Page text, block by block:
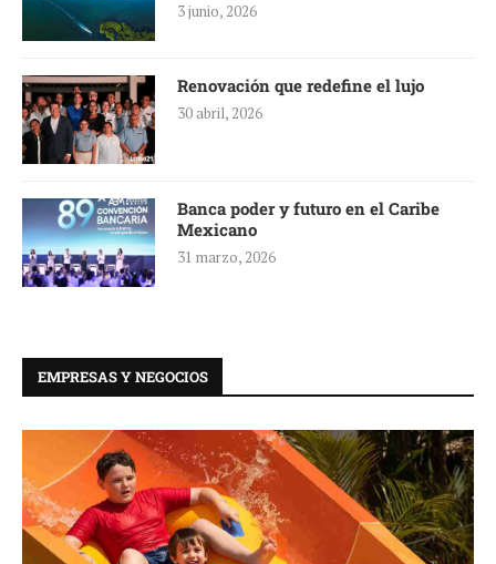
3 junio, 2026
Renovación que redefine el lujo
30 abril, 2026
Banca poder y futuro en el Caribe
Mexicano
31 marzo, 2026
EMPRESAS Y NEGOCIOS